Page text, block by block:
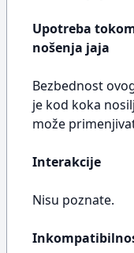
Upotreba
nošenja jaja
Bezbednost
je kod koka
može
Interakcije
Nisu poznate.